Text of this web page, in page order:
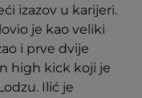
izazov u karijeri.
je kao veliki
i prve dvije
high kick koji je
Ilić je